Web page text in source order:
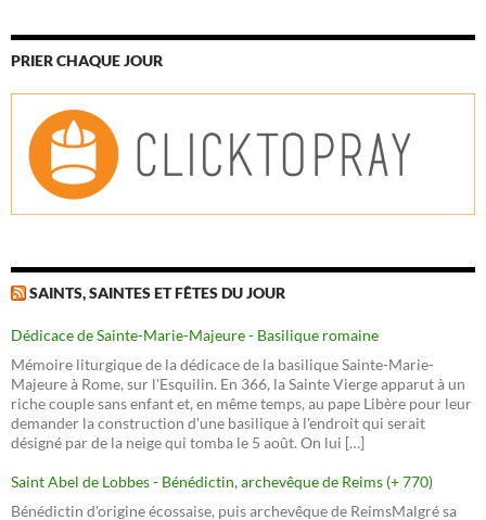
PRIER CHAQUE JOUR
SAINTS, SAINTES ET FÊTES DU JOUR
Dédicace de Sainte-Marie-Majeure - Basilique romaine
Mémoire liturgique de la dédicace de la basilique Sainte-Marie-
Majeure à Rome, sur l'Esquilin. En 366, la Sainte Vierge apparut à un
riche couple sans enfant et, en même temps, au pape Libère pour leur
demander la construction d'une basilique à l'endroit qui serait
désigné par de la neige qui tomba le 5 août. On lui […]
Saint Abel de Lobbes - Bénédictin, archevêque de Reims (+ 770)
Bénédictin d'origine écossaise, puis archevêque de ReimsMalgré sa